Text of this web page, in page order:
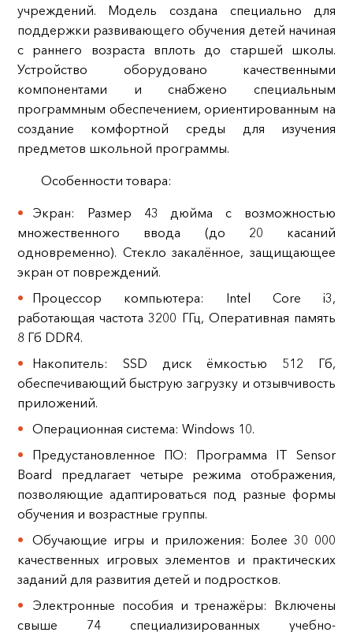
учреждений. Модель создана специально для
поддержки развивающего обучения детей начиная
с раннего возраста вплоть до старшей школы.
Устройство оборудовано качественными
компонентами и снабжено специальным
программным обеспечением, ориентированным на
создание комфортной среды для изучения
предметов школьной программы.
Особенности товара:
Экран: Размер 43 дюйма с возможностью
множественного ввода (до 20 касаний
одновременно). Стекло закалённое, защищающее
экран от повреждений.
Процессор компьютера: Intel Core i3,
работающая частота 3200 ГГц, Оперативная память
8 Гб DDR4.
Накопитель: SSD диск ёмкостью 512 Гб,
обеспечивающий быструю загрузку и отзывчивость
приложений.
Операционная система: Windows 10.
Предустановленное ПО: Программа IT Sensor
Board предлагает четыре режима отображения,
позволяющие адаптироваться под разные формы
обучения и возрастные группы.
Обучающие игры и приложения: Более 30 000
качественных игровых элементов и практических
заданий для развития детей и подростков.
Электронные пособия и тренажёры: Включены
свыше 74 специализированных учебно-